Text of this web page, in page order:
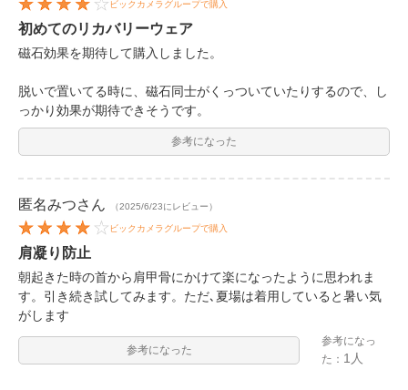
ビックカメラグループで購入
初めてのリカバリーウェア
磁石効果を期待して購入しました。
脱いで置いてる時に、磁石同士がくっついていたりするので、し
っかり効果が期待できそうです。
参考になった
匿名みつさん （2025/6/23にレビュー）
ビックカメラグループで購入
肩凝り防止
朝起きた時の首から肩甲骨にかけて楽になったように思われま
す。引き続き試してみます。ただ､夏場は着用していると暑い気
がします
参考になった
参考になっ
た： 1人